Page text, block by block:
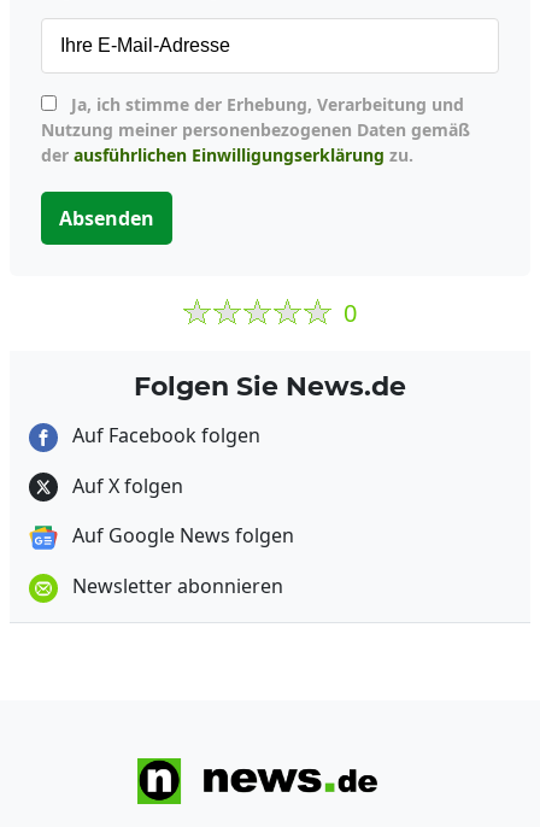
Nutzung meiner personenbezogenen Daten gemäß
der ausführlichen Einwilligungserklärung zu.
Absenden
0
Folgen Sie News.de
Auf Facebook folgen
Auf X folgen
Auf Google News folgen
Newsletter abonnieren